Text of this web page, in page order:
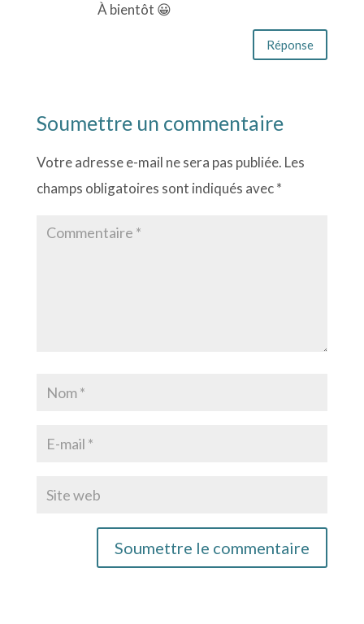
À bientôt 😀
Réponse
Soumettre un commentaire
Votre adresse e-mail ne sera pas publiée. Les
champs obligatoires sont indiqués avec*
Soumettre le commentaire